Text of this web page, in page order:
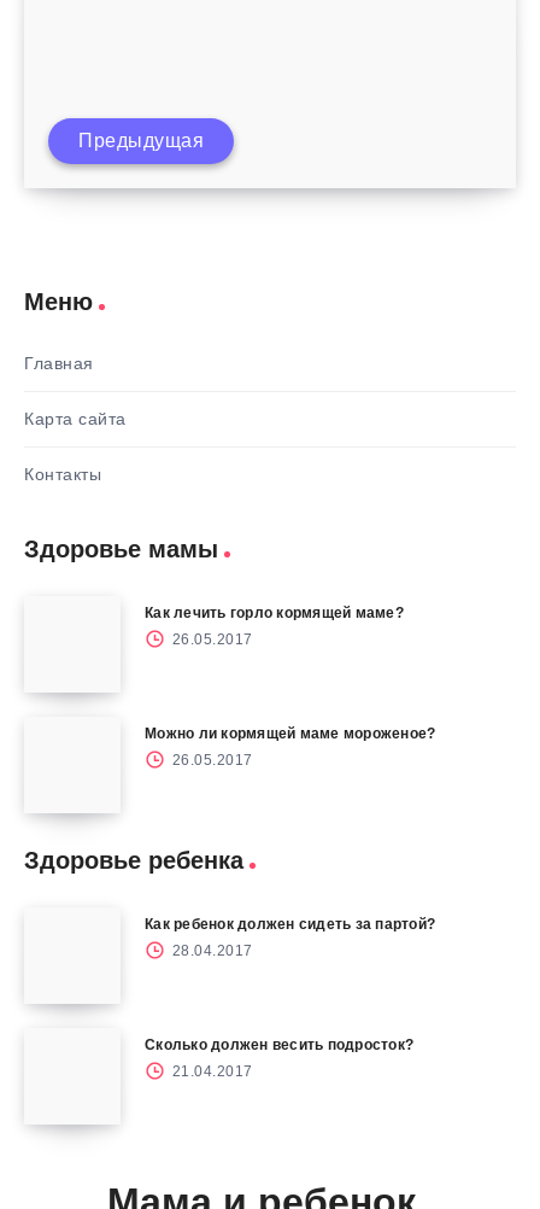
Как воспитывать чужого ребенка
Предыдущая
Меню
Главная
Карта сайта
Контакты
Здоровье мамы
Как лечить горло кормящей маме?
26.05.2017
Можно ли кормящей маме мороженое?
26.05.2017
Здоровье ребенка
Как ребенок должен сидеть за партой?
28.04.2017
Сколько должен весить подросток?
21.04.2017